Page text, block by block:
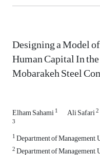
Designing a Model
Human Capital In
Mobarakeh Steel
Elham Sahami1 Ali Safari2
3
1Department of
2Department of